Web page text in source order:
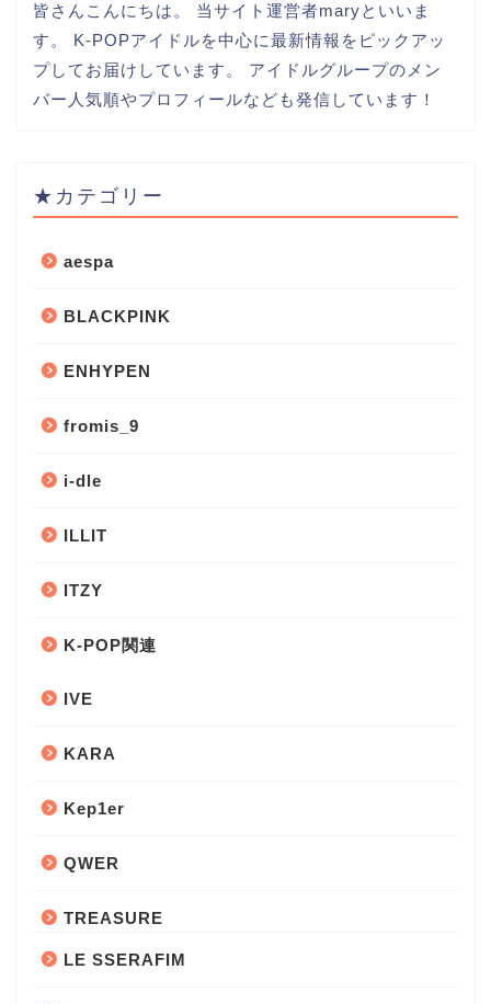
皆さんこんにちは。 当サイト運営者maryといいま
す。 K-POPアイドルを中心に最新情報をピックアッ
プしてお届けしています。 アイドルグループのメン
バー人気順やプロフィールなども発信しています！
★カテゴリー
aespa
BLACKPINK
ENHYPEN
fromis_9
i-dle
ILLIT
ITZY
K-POP関連
IVE
KARA
Kep1er
QWER
TREASURE
LE SSERAFIM